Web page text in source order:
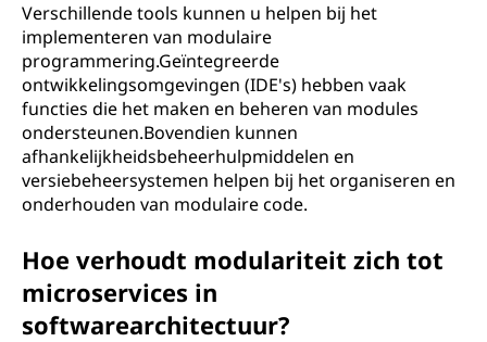
Verschillende tools kunnen u helpen bij het
implementeren van modulaire
programmering.Geïntegreerde
ontwikkelingsomgevingen (IDE's) hebben vaak
functies die het maken en beheren van modules
ondersteunen.Bovendien kunnen
afhankelijkheidsbeheerhulpmiddelen en
versiebeheersystemen helpen bij het organiseren en
onderhouden van modulaire code.
Hoe verhoudt modulariteit zich tot
microservices in
softwarearchitectuur?